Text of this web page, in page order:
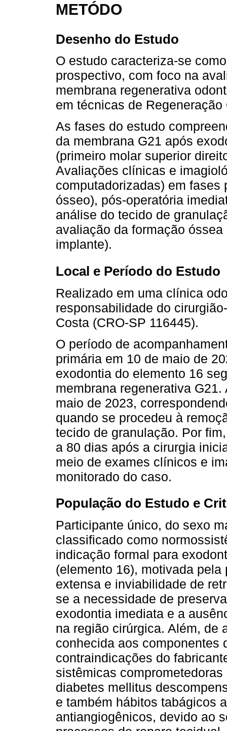
METÓDO
Desenho do Estudo
O estudo caracteriza-se
prospectivo, com foco na
membrana regenerativa
em técnicas de
As fases do estudo
da membrana G21 após
(primeiro molar superior
Avaliações clínicas e
computadorizadas) em fases
ósseo), pós-operatória
análise do tecido de
avaliação da formação
implante).
Local e Período do Estudo
Realizado em uma clínica
responsabilidade do
Costa (CRO-SP 116445).
O período de
primária em 10 de maio de
exodontia do elemento 16
membrana regenerativa
maio de 2023,
quando se procedeu à
tecido de granulação. Por
a 80 dias após a cirurgia
meio de exames clínicos e
monitorado do caso.
População do Estudo e
Participante único, do sexo
classificado como
indicação formal para
(elemento 16), motivada
extensa e inviabilidade de
se a necessidade de
exodontia imediata e a
na região cirúrgica. Além, de
conhecida aos componentes
contraindicações do
sistêmicas
diabetes mellitus
e também hábitos tabágicos
antiangiogênicos, devido ao